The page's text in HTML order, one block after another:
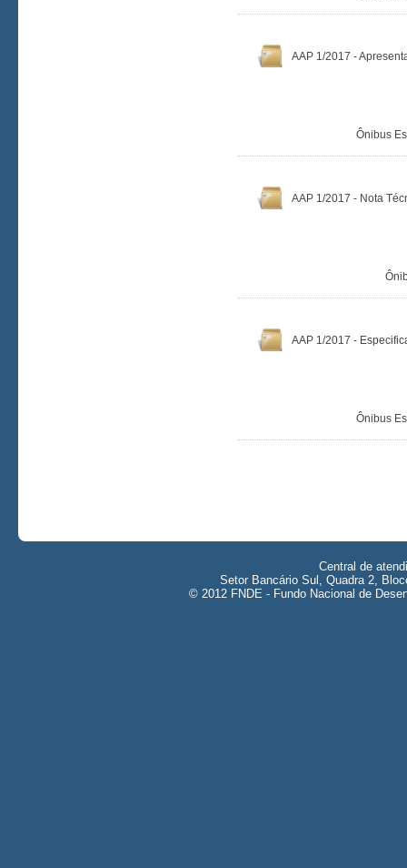
AAP 1/2017 -
Ônibus
AAP 1/2017 - Nota
AAP 1/2017 -
Ônibus
Central de
Setor Bancário Sul, Quadra 2,
© 2012 FNDE - Fundo Nacional de